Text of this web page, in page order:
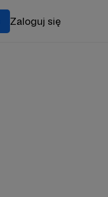
Zaloguj się